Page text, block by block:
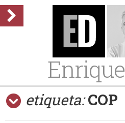
Enrique
etiqueta: COP